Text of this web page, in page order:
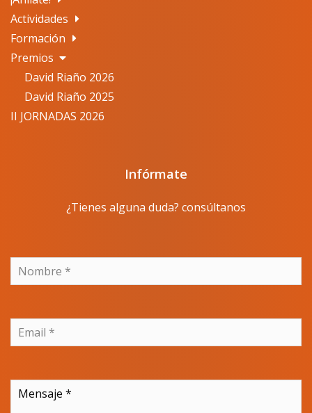
Actividades
Formación
Premios
David Riaño 2026
David Riaño 2025
II JORNADAS 2026
Infórmate
¿Tienes alguna duda? consúltanos